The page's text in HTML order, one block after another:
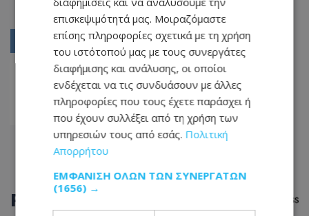
01
02
03
ΡΟΗ ΕΙΔΗΣΕΩΝ
επισκεψιμότητά μας. Μοιραζόμαστε
επίσης πληροφορίες σχετικά με τη χρήση
του ιστότοπού μας με τους συνεργάτες
διαφήμισης και ανάλυσης, οι οποίοι
ενδέχεται να τις συνδυάσουν με άλλες
πληροφορίες που τους έχετε παράσχει ή
που έχουν συλλέξει από τη χρήση των
υπηρεσιών τους από εσάς. Πολιτική
Απορρήτου
ΕΜΦΆΝΙΣΗ ΌΛΩΝ ΤΩΝ ΣΥΝΕΡΓΑΤΏΝ
(1656) →